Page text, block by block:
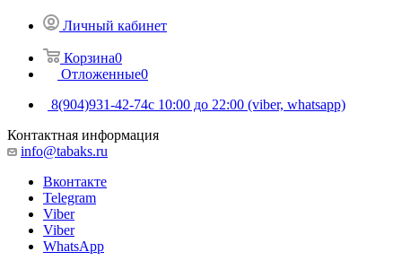
Личный кабинет
Корзина0
Отложенные0
8(904)931-42-74с 10:00 до 22:00 (viber, whatsapp)
Контактная информация
info@tabaks.ru
Вконтакте
Telegram
Viber
Viber
WhatsApp